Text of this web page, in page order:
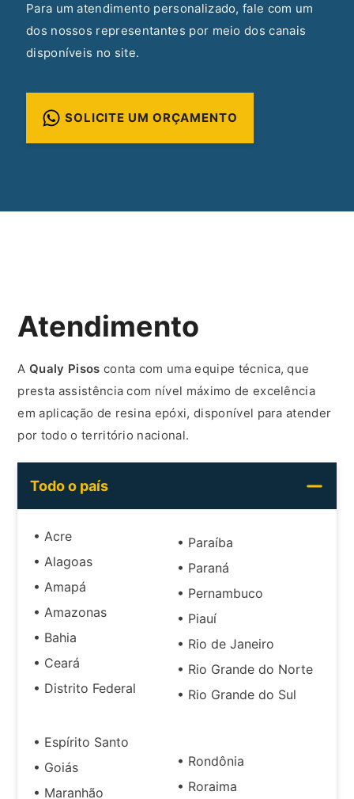
Para um atendimento personalizado, fale com um
dos nossos representantes por meio dos canais
disponíveis no site.
SOLICITE UM ORÇAMENTO
Atendimento
AQualy Pisos conta com uma equipe técnica, que
presta assistência com nível máximo de excelência
em aplicação de resina epóxi, disponível para atender
por todo o território nacional.
Todo o país
• Acre
• Alagoas
• Amapá
• Amazonas
• Bahia
• Ceará
• Distrito Federal
• Espírito Santo
• Goiás
• Maranhão
• Paraíba
• Paraná
• Pernambuco
• Piauí
• Rio de Janeiro
• Rio Grande do Norte
• Rio Grande do Sul
• Rondônia
• Roraima